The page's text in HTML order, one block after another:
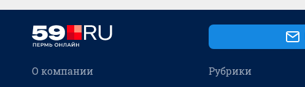
О компании Рубрики